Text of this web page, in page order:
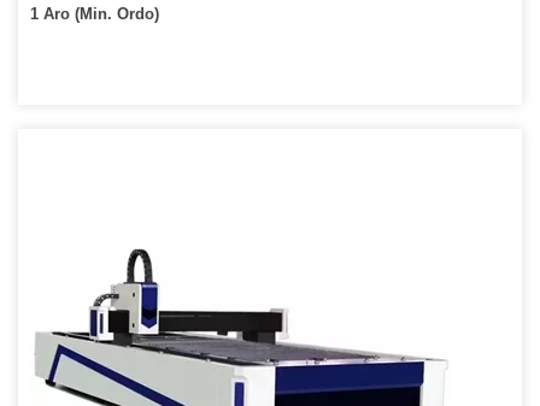
1 Aro (Min. Ordo)